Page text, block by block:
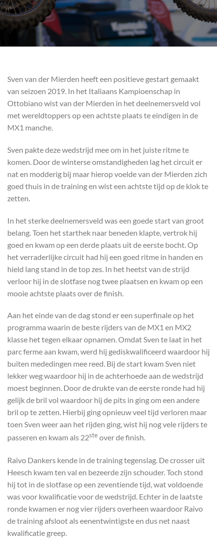
Sven van der Mierden heeft een positieve gestart gemaakt
van seizoen 2019. In het Italiaans Kampioenschap in
Ottobiano wist van der Mierden in het deelnemersveld vol
met wereldtoppers op een achtste plaats te eindigen in de
MX1 manche.
Sven pakte deze wedstrijd mee om in het juiste ritme te
komen. Door de winterse omstandigheden lag het circuit er
nat en modderig bij maar hierop voelde van der Mierden zich
goed thuis in de training en wist een achtste tijd op de klok te
zetten.
In het sterke deelnemersveld was een goede start van groot
belang. Toen het starthek naar beneden klapte, vertrok hij
goed en kwam op een derde plaats uit de eerste bocht. Op
het verraderlijke circuit had hij een goed ritme in handen en
hield lang stand in de top zes. In het heetst van de strijd
verloor hij in de slotfase nog twee plaatsen en kwam op een
mooie achtste plaats over de finish.
Aan het einde van de dag stond er een superfinale op het
programma waarin de beste rijders van de MX1 en MX2
klasse het tegen elkaar opnamen. Omdat Sven te laat in het
parc ferme aan kwam, werd hij gediskwalificeerd waardoor hij
buiten mededingen mee reed. Bij de start kwam Sven niet
lekker weg waardoor hij in de achterhoede aan de wedstrijd
moest beginnen. Door de drukte van de eerste ronde had hij
gelijk de bril vol waardoor hij de pits in ging om een andere
bril op te zetten. Hierbij ging opnieuw veel tijd verloren maar
toen Sven weer aan het rijden ging, wist hij nog vele rijders te
passeren en kwam als 22steover de finish.
Raivo Dankers kende in de training tegenslag. De crosser uit
Heesch kwam ten val en bezeerde zijn schouder. Toch stond
hij tot in de slotfase op een zeventiende tijd, wat voldoende
was voor kwalificatie voor de wedstrijd. Echter in de laatste
ronde kwamen er nog vier rijders overheen waardoor Raivo
de training afsloot als eenentwintigste en dus net naast
kwalificatie greep.